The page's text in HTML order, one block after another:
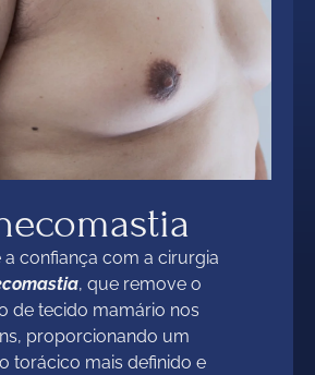
a confiança com a cirurgia
, que remove o
de tecido mamário nos
proporcionando um
torácico mais definido e